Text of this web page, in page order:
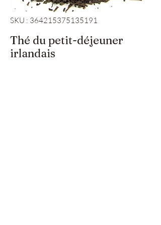
SKU : 364215375135191
Thé du petit-déjeuner
irlandais